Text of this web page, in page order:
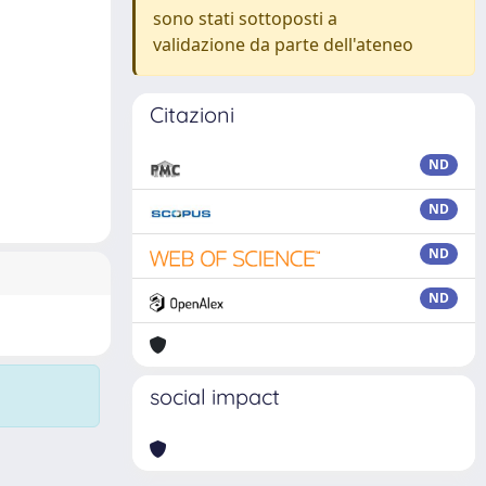
sono stati sottoposti a
validazione da parte dell'ateneo
Citazioni
ND
ND
ND
ND
social impact